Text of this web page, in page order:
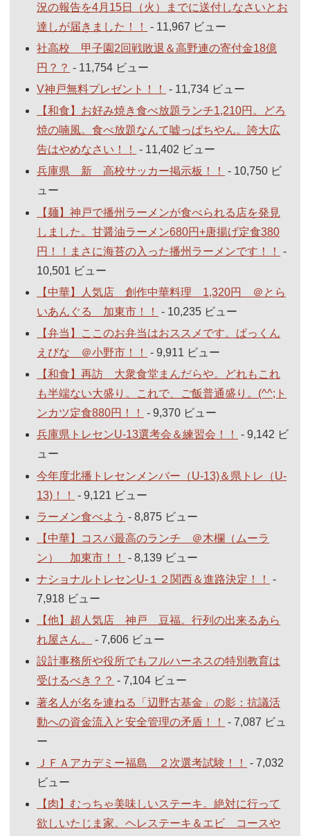
況の報告を4月15日（火）までに送付しなさいとお
達しが届きました！！
- 11,967 ビュー
社高校 甲子園2回戦敗退＆高野連の寄付金18億
円？？ - 11,754 ビュー
V神戸無料プレゼント！！
- 11,734 ビュー
【和食】お好み焼き食べ放題ランチ1,210円。どろ
焼の喃風。食べ放題なんて嘘っぱちやん。誇大広
告はやめなさい！！
- 11,402 ビュー
兵庫県 新 高校サッカー掲示板！！
- 10,750 ビ
ュー
【麺】神戸で播州ラーメンが食べられる店を発見
しました。甘醤油ラーメン680円+唐揚げ定食380
円！！まさに海苔の入った播州ラーメンです！！
-
10,501 ビュー
【中華】人気店 創作中華料理 1,320円 ＠とら
いあんぐる 加東市！！
- 10,235 ビュー
【弁当】ここのお弁当はおススメです。ぱっくん
えびな ＠小野市！！
- 9,911 ビュー
【和食】再訪 大衆食堂まんだらや。どれもこれ
も半端ない大盛り。これで、ご飯普通盛り。(^^;ト
ンカツ定食880円！！
- 9,370 ビュー
兵庫県トレセンU-13選考会＆練習会！！
- 9,142 ビ
ュー
今年度北播トレセンメンバー（U-13)＆県トレ（U-
13)！！
- 9,121 ビュー
ラーメン食べよう - 8,875 ビュー
【中華】コスパ最高のランチ ＠木欄（ムーラ
ン） 加東市！！
- 8,139 ビュー
ナショナルトレセンU-１２関西＆進路決定！！
-
7,918 ビュー
【他】超人気店 神戸 豆福。行列の出来るあら
れ屋さん。
- 7,606 ビュー
設計事務所や役所でもフルハーネスの特別教育は
受けるべき？？ - 7,104 ビュー
著名人が名を連ねる「辺野古基金」の影：抗議活
動への資金流入と安全管理の矛盾！！
- 7,087 ビュ
ー
ＪＦＡアカデミー福島 ２次選考試験！！
- 7,032
ビュー
【肉】むっちゃ美味しいステーキ。絶対に行って
欲しいたじま家。ヘレステーキ＆エビ コースや